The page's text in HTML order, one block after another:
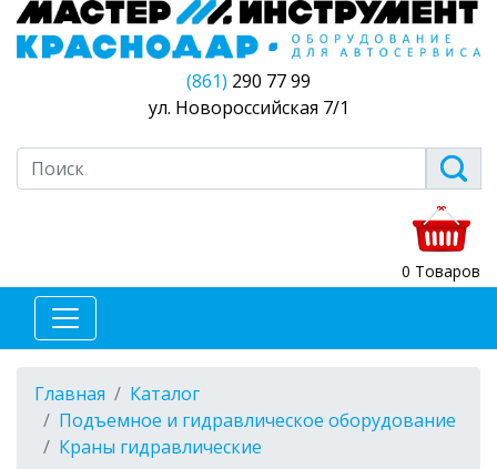
(861) 290 77 99
ул. Новороссийская 7/1
0 Товаров
Главная
Каталог
Подъемное и гидравлическое оборудование
Краны гидравлические